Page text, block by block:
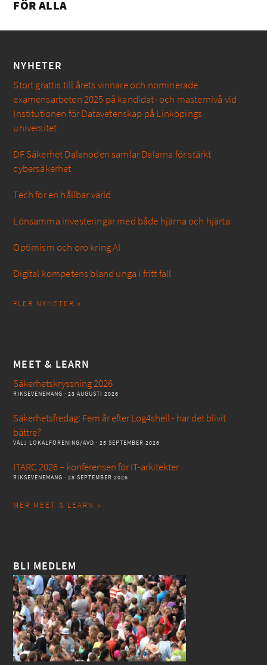
FÖR ALLA
NYHETER
Stort grattis till årets vinnare och nominerade
examensarbeten 2025 på kandidat- och masternivå vid
Institutionen för Datavetenskap på Linköpings
universitet
DF Säkerhet Dalanoden samlar Dalarna för stärkt
cybersäkerhet
Tech för en hållbar värld
Lönsamma investeringar med både hjärna och hjärta
Optimism och oro kring AI
Digital kompetens bland unga i fritt fall
FLER NYHETER »
MEET & LEARN
Säkerhetskryssning 2026
RIKSEVENEMANG · 23 AUGUSTI 2026
Säkerhetsfredag: Fem år efter Log4shell - har det blivit
bättre?
VÄLJ LOKALFÖRENING/AVD · 25 SEPTEMBER 2026
ITARC 2026 – konferensen för IT-arkitekter
RIKSEVENEMANG · 28 SEPTEMBER 2026
MER MEET & LEARN »
BLI MEDLEM